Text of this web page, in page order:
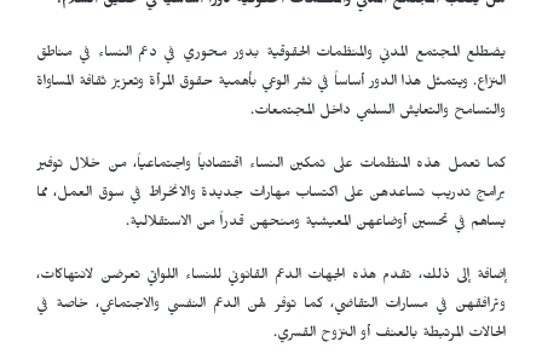
يضطلع المجتمع المدني والمنظمات الحقوقية بدور محوري في دعم النساء في مناطق
النزاع. ويتمثل هذا الدور أساساً في نشر الوعي بأهمية حقوق المرأة وتعزيز ثقافة المساواة
والتسامح والتعايش السلمي داخل المجتمعات.
كما تعمل هذه المنظمات على تمكين النساء اقتصادياً واجتماعياً، من خلال توفير
برامج تدريب تساعدهن على اكتساب مهارات جديدة والانخراط في سوق العمل، مما
يساهم في تحسين أوضاعهن المعيشية ومنحهن قدراً من الاستقلالية.
إضافة إلى ذلك، تقدم هذه الجهات الدعم القانوني للنساء اللواتي تعرضن لانتهاكات،
وترافقهن في مسارات التقاضي، كما توفر لهن الدعم النفسي والاجتماعي، خاصة في
الحالات المرتبطة بالعنف أو النزوح القسري.